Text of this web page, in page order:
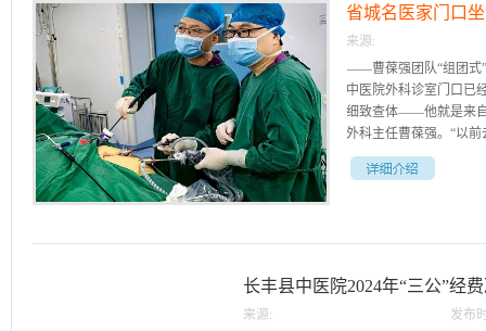
省城名医家门口
来源:
——曹葆强团队“组团式
中医院外科诊室门口已
细致查体——他就是来
外科主任曹葆强。“以
您的血压有点高，给您
曹葆强主任一边听医生
议，李阿姨笑着应声
长丰县中医院2024年“三公”经
来源:
发布